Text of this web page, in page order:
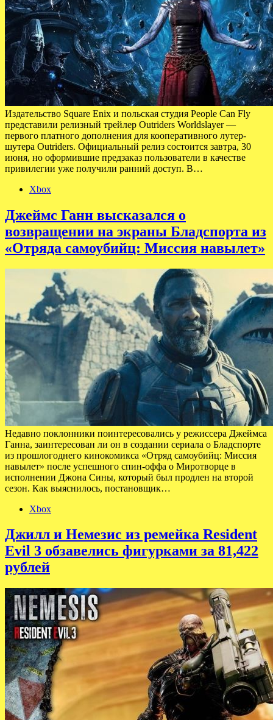
Издательство Square Enix и польская студия People Can Fly
представили релизный трейлер Outriders Worldslayer —
первого платного дополнения для кооперативного лутер-
шутера Outriders. Официальный релиз состоится завтра, 30
июня, но оформившие предзаказ пользователи в качестве
привилегии уже получили ранний доступ. В…
Xbox
Джеймс Ганн высказался о
возвращении на экраны Бладспорта из
«Отряда самоубийц: Миссия навылет»
Недавно поклонники поинтересовались у режиссера Джеймса
Ганна, заинтересован ли он в создании сериала о Бладспорте
из прошлогоднего кинокомикса «Отряд самоубийц: Миссия
навылет» после успешного спин-оффа о Миротворце в
исполнении Джона Сины, который был продлен на второй
сезон. Как выяснилось, постановщик…
Xbox
Джилл и Немезис из ремейка Resident
Evil 3 обзавелись фигурками за 81,422
рублей